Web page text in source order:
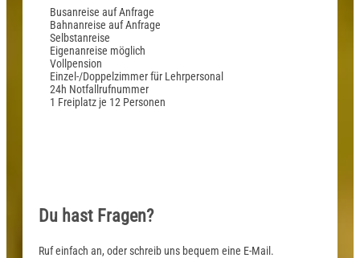
Busanreise auf Anfrage
Bahnanreise auf Anfrage
Selbstanreise
Eigenanreise möglich
Vollpension
Einzel-/Doppelzimmer für Lehrpersonal
24h Notfallrufnummer
1 Freiplatz je 12 Personen
Du hast Fragen?
Ruf einfach an, oder schreib uns bequem eine E-Mail.